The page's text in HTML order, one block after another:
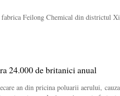
Feilong Chemical din districtul
24.000 de britanici anual
an din pricina poluarii aerului,